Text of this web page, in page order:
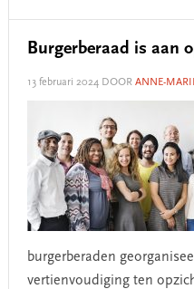
Burgerberaad is aan
13 februari 2024DOOR ANNE-
burgerberaden
vertienvoudiging ten